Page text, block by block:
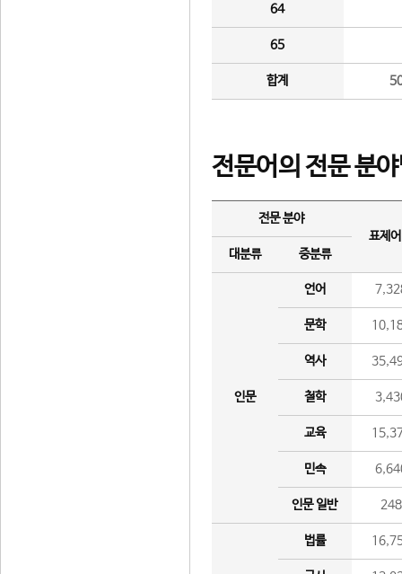
64
65
합계
전문어의 전문 분
전문 분야
표제
대분류
중분류
인문
언어
문학
역사
철학
교육
민속
인문 일반 248
법률